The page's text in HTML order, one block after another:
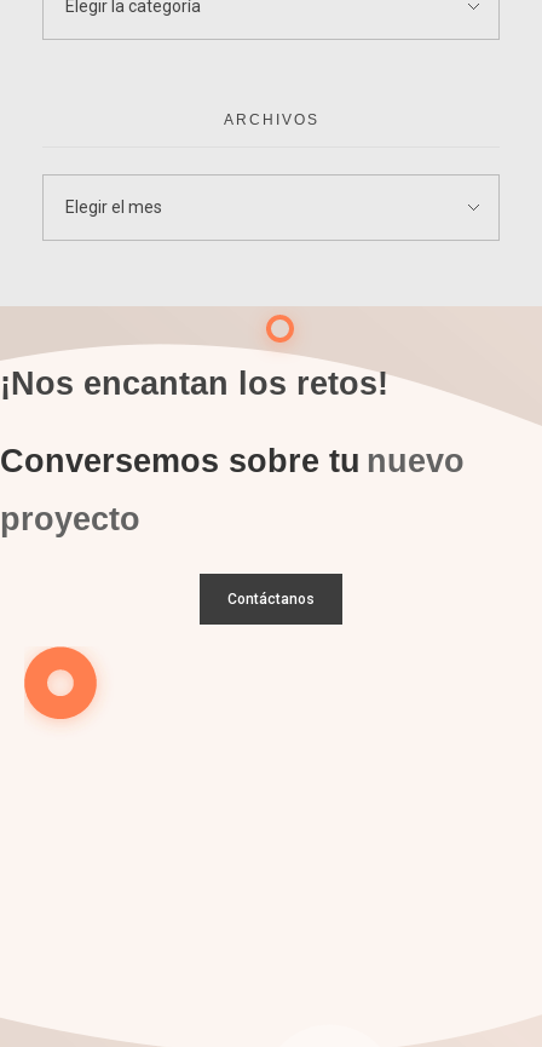
ARCHIVOS
¡Nos encantan los retos!
Conversemos sobre tu nuevo
proyecto
Contáctanos